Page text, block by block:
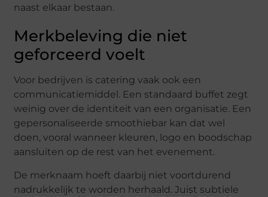
naast elkaar bestaan.
Merkbeleving die niet
geforceerd voelt
Voor bedrijven is catering vaak ook een
communicatiemiddel. Een standaard buffet zegt
weinig over de identiteit van een organisatie. Een
gepersonaliseerde smoothiebar kan dat wel
doen, vooral wanneer kleuren, logo en boodschap
aansluiten op de rest van het evenement.
De merknaam hoeft daarbij niet voortdurend
nadrukkelijk te worden herhaald. Juist subtiele